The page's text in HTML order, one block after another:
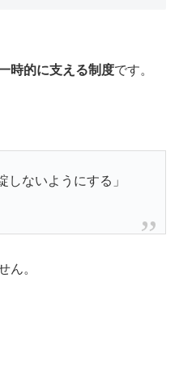
時的に支える制度です。
しないようにする」
ん。